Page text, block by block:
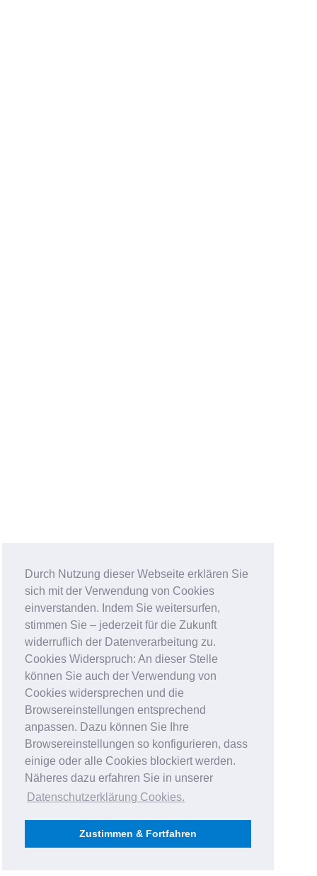
Durch Nutzung dieser Webseite erklären Sie
sich mit der Verwendung von Cookies
einverstanden. Indem Sie weitersurfen,
stimmen Sie – jederzeit für die Zukunft
widerruflich der Datenverarbeitung zu.
Cookies Widerspruch: An dieser Stelle
können Sie auch der Verwendung von
Cookies widersprechen und die
Browsereinstellungen entsprechend
anpassen. Dazu können Sie Ihre
Browsereinstellungen so konfigurieren, dass
einige oder alle Cookies blockiert werden.
Näheres dazu erfahren Sie in unserer
Datenschutzerklärung Cookies.
Zustimmen & Fortfahren